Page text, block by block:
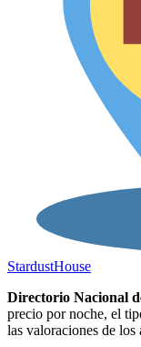
StardustHouse
Directorio Nacional
precio por noche, el
las valoraciones de los